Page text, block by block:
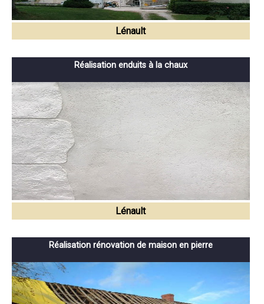
Lénault
Réalisation enduits à la chaux
Lénault
Réalisation rénovation de maison en pierre